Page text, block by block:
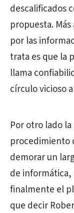
descalificados
propuesta.
por las
trata es que la
llama
círculo vicioso
Por otro lado
procedimiento
demorar un
de informática,
finalmente el
que decir